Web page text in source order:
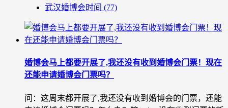
武汉婚博会时间 (77)
婚博会马上都要开展了,我还没有收到婚博会门票！现在
还能申请婚博会门票吗？
问：这周末都开展了,我还没有收到婚博会的门票，还能